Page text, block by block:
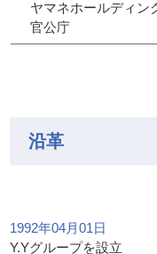
ヤマネホールディン
官公庁
沿革
1992年04月01日
Y.Yグループを設立